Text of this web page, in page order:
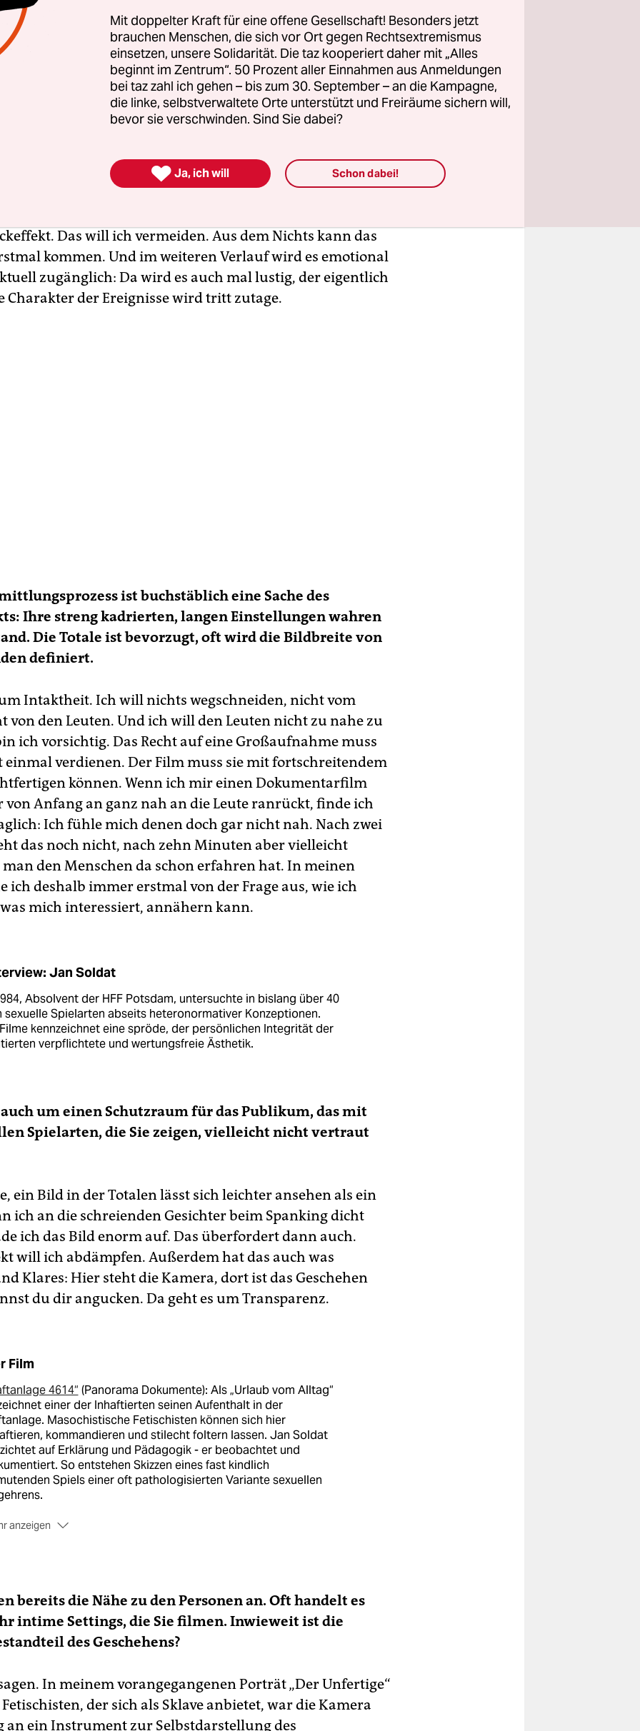
Im Nachhinein kann ich sie nachvollziehen. Schwierig
wenn damit Wertungen einhergehen: „Die Leute sind
sowas. Mir selbst drängte sich die Assoziation allerdings
Ich weiß ja, dass es sich um ein SM-Spiel handelt, das auf
fußt. Da geht es um Körper- und Selbsterfahrungen, um
Die Realität eines Guantánamo-Folterknasts ist etwas völlig
Sie das Publikum erstmal ins kalte Wasser.
Das will ich vermeiden. Aus dem Nichts kann das
kommen. Und im weiteren Verlauf wird es emotional
zugänglich: Da wird es auch mal lustig, der eigentlich
Charakter der Ereignisse wird tritt zutage.
ist buchstäblich eine Sache des
Ihre streng kadrierten, langen Einstellungen wahren
Die Totale ist bevorzugt, oft wird die Bildbreite von
definiert.
Intaktheit. Ich will nichts wegschneiden, nicht vom
von den Leuten. Und ich will den Leuten nicht zu nahe zu
ich vorsichtig. Das Recht auf eine Großaufnahme muss
einmal verdienen. Der Film muss sie mit fortschreitendem
können. Wenn ich mir einen Dokumentarfilm
von Anfang an ganz nah an die Leute ranrückt, finde ich
Ich fühle mich denen doch gar nicht nah. Nach zwei
das noch nicht, nach zehn Minuten aber vielleicht
man den Menschen da schon erfahren hat. In meinen
ich deshalb immer erstmal von der Frage aus, wie ich
mich interessiert, annähern kann.
Jan Soldat
Absolvent der HFF Potsdam, untersuchte in bislang über 40
sexuelle Spielarten abseits heteronormativer Konzeptionen.
kennzeichnet eine spröde, der persönlichen Integrität der
verpflichtete und wertungsfreie Ästhetik.
auch um einen Schutzraum für das Publikum, das mit
Spielarten, die Sie zeigen, vielleicht nicht vertraut
ein Bild in der Totalen lässt sich leichter ansehen als ein
ich an die schreienden Gesichter beim Spanking dicht
ich das Bild enorm auf. Das überfordert dann auch.
will ich abdämpfen. Außerdem hat das auch was
Klares: Hier steht die Kamera, dort ist das Geschehen
du dir angucken. Da geht es um Transparenz.
Film
4614“ (Panorama Dokumente): Als „Urlaub vom Alltag“
einer der Inhaftierten seinen Aufenthalt in der
Masochistische Fetischisten können sich hier
kommandieren und stilecht foltern lassen. Jan Soldat
auf Erklärung und Pädagogik - er beobachtet und
So entstehen Skizzen eines fast kindlich
Spiels einer oft pathologisierten Variante sexuellen
anzeigen
bereits die Nähe zu den Personen an. Oft handelt es
intime Settings, die Sie filmen. Inwieweit ist die
des Geschehens?
In meinem vorangegangenen Porträt „Der Unfertige“
der sich als Sklave anbietet, war die Kamera
an ein Instrument zur Selbstdarstellung des
Mit doppelter Kraft für eine offene Gesellschaft! Besonders jetzt
brauchen Menschen, die sich vor Ort gegen Rechtsextremismus
einsetzen, unsere Solidarität. Die taz kooperiert daher mit „Alles
beginnt im Zentrum“. 50 Prozent aller Einnahmen aus Anmeldungen
bei taz zahl ich gehen – bis zum 30. September – an die Kampagne,
die linke, selbstverwaltete Orte unterstützt und Freiräume sichern will,
bevor sie verschwinden. Sind Sie dabei?
 Ja, ich will Schon dabei!